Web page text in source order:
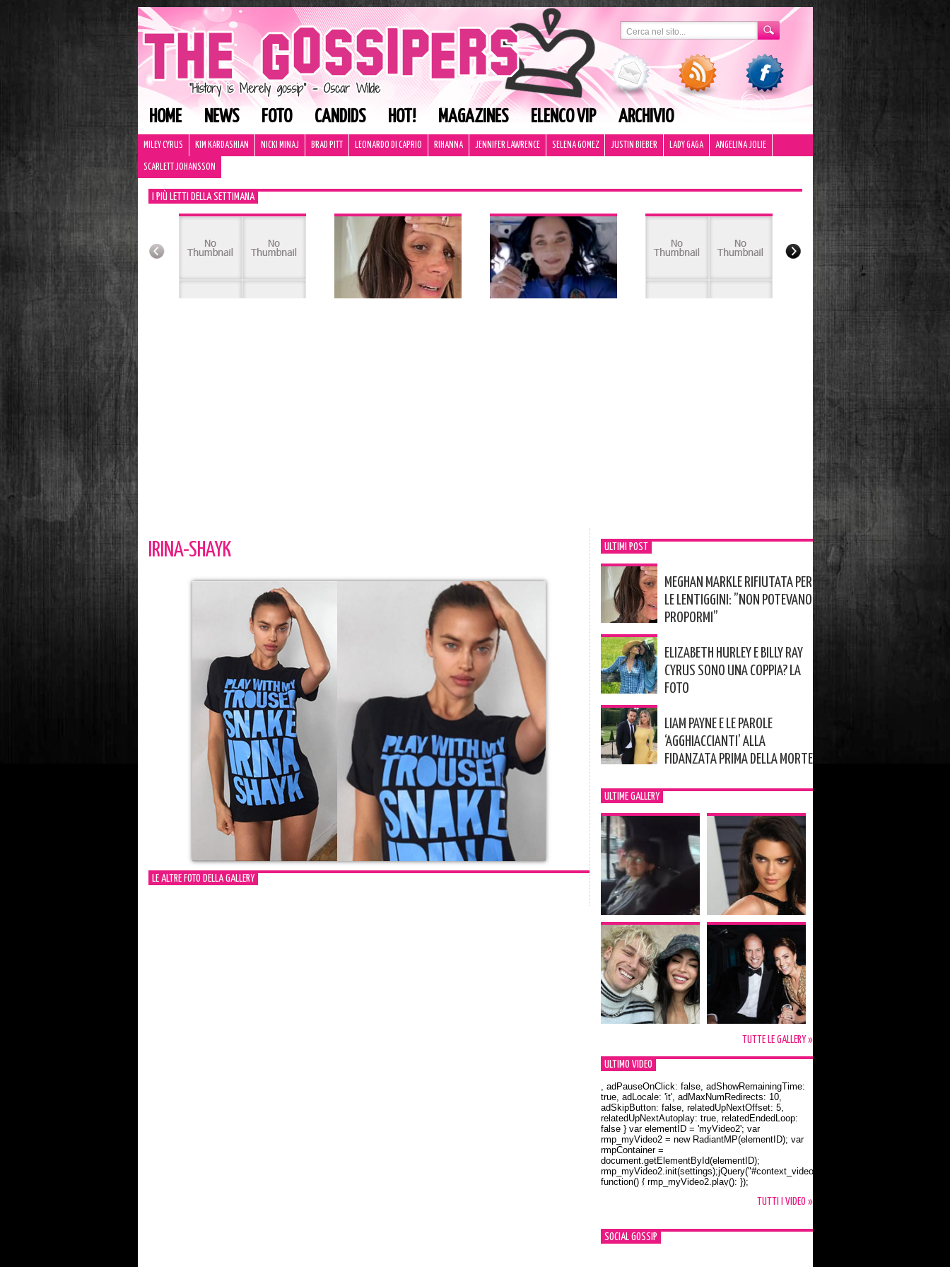
HOME NEWS FOTO CANDIDS HOT! MAGAZINES ELENCO VIP ARCHIVIO
MILEY CYRUS KIM KARDASHIAN NICKI MINAJ BRAD PITT LEONARDO DI CAPRIO RIHANNA JENNIFER LAWRENCE SELENA GOMEZ JUSTIN BIEBER LADY GAGA ANGELINA JOLIE
SCARLETT JOHANSSON
I PIÙ LETTI DELLA SETTIMANA
IRINA-SHAYK
LE ALTRE FOTO DELLA GALLERY
ULTIMI POST
MEGHAN MARKLE RIFIUTATA PER
LE LENTIGGINI: ”NON POTEVANO
PROPORMI”
ELIZABETH HURLEY E BILLY RAY
CYRUS SONO UNA COPPIA? LA
FOTO
LIAM PAYNE E LE PAROLE
‘AGGHIACCIANTI’ ALLA
FIDANZATA PRIMA DELLA MORTE
ULTIME GALLERY
TUTTE LE GALLERY »
ULTIMO VIDEO
Orlando Bloom e la t-shirt dedicata a Flynn
, adPauseOnClick: false, adShowRemainingTime:
true, adLocale: 'it', adMaxNumRedirects: 10,
adSkipButton: false, relatedUpNextOffset: 5,
relatedUpNextAutoplay: true, relatedEndedLoop:
false } var elementID = 'myVideo2'; var
rmp_myVideo2 = new RadiantMP(elementID); var
rmpContainer =
document.getElementById(elementID);
rmp_myVideo2.init(settings);jQuery("#context_video2").one("mouseover",
function() { rmp_myVideo2.play(); });
TUTTI I VIDEO »
SOCIAL GOSSIP